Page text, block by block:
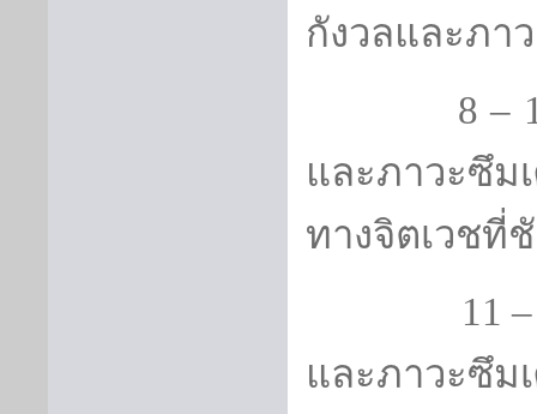
กังวลและภา
8 –
และภาวะซึม
ทางจิตเวชที่
11 –
และภาวะซึม